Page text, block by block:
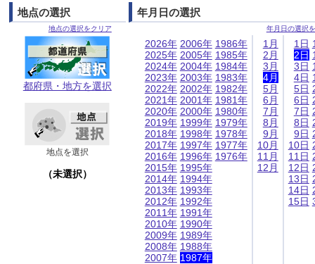
地点の選択
地点の選択をクリア
都府県・地方を選択
地点を選択
（未選択）
年月日の選択
年月日の選択
2026年
2025年
2024年
2023年
2022年
2021年
2020年
2019年
2018年
2017年
2016年
2015年
2014年
2013年
2012年
2011年
2010年
2009年
2008年
2007年
2006年
2005年
2004年
2003年
2002年
2001年
2000年
1999年
1998年
1997年
1996年
1995年
1994年
1993年
1992年
1991年
1990年
1989年
1988年
1987年
1986年
1985年
1984年
1983年
1982年
1981年
1980年
1979年
1978年
1977年
1976年
1月
2月
3月
4月
5月
6月
7月
8月
9月
10月
11月
12月
1日
2日
3日
4日
5日
6日
7日
8日
9日
10日
11日
12日
13日
14日
15日